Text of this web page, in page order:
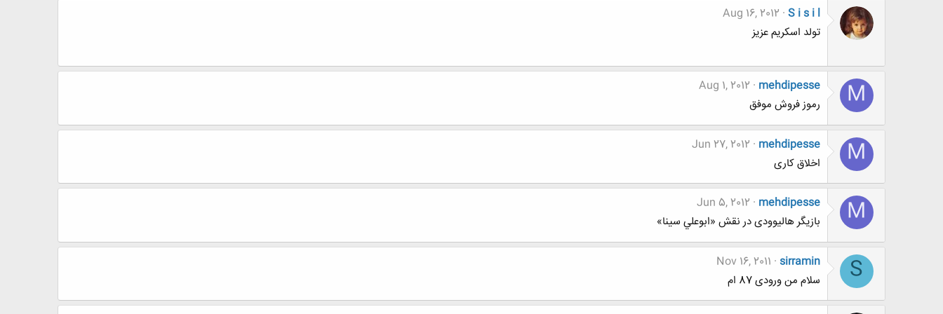
S i s i l
Aug 16, 2012
تولد اسکریم عزیز
M
mehdipesse
Aug 1, 2012
رموز فروش موفق
M
mehdipesse
Jun 27, 2012
اخلاق کاری
M
mehdipesse
Jun 5, 2012
بازیگر هالیوودی در نقش «ابوعلي سينا»
S
sirramin
Nov 16, 2011
سلام من ورودی 87 ام